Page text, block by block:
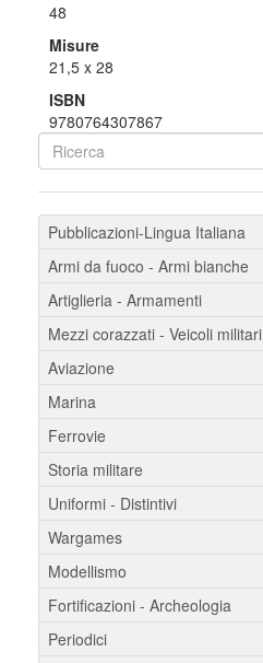
48
Misure
21,5 x 28
ISBN
9780764307867
Pubblicazioni-Lingua Italiana
Armi da fuoco - Armi bianche
Artiglieria - Armamenti
Mezzi corazzati - Veicoli militari
Aviazione
Marina
Ferrovie
Storia militare
Uniformi - Distintivi
Wargames
Modellismo
Fortificazioni - Archeologia
Periodici